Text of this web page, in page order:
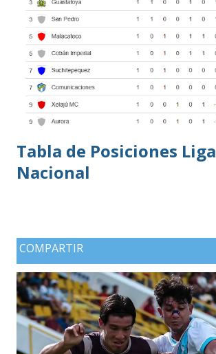
Tabla de Posiciones Liga
Nacional
COMPARTIR